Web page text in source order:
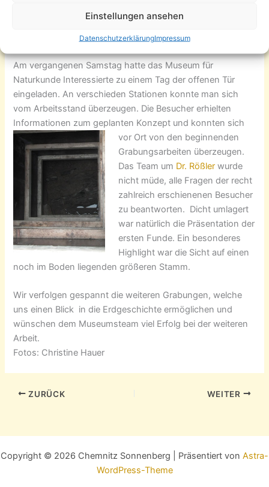
Einstellungen ansehen
DatenschutzerklärungImpressum
welche Bewohnern des Sonnenbergs und Besuchern
Am vergangenen Samstag hatte das Museum für
Naturkunde Interessierte zu einem Tag der offenen Tür
eingeladen. An verschieden Stationen konnte man sich
vom Arbeitsstand überzeugen. Die Besucher erhielten
Informationen zum geplanten Konzept und konnten sich
vor Ort vonden beginnenden
Grabungsarbeiten überzeugen.
Das Team um Dr. Rößler wurde
nicht müde, alle Fragen der recht
zahlreich erschienenen Besucher
zu beantworten. Dicht umlagert
war natürlich die Präsentation der
ersten Funde. Ein besonderes
Highlight war die Sicht auf einen
noch im Boden liegenden größeren Stamm.
Wir verfolgen gespannt die weiteren Grabungen, welche
uns einen Blick in die Erdgeschichte ermöglichen und
wünschen dem Museumsteam viel Erfolg bei der weiteren
Arbeit.
Fotos: Christine Hauer
ZURÜCK WEITER
Copyright © 2026 Chemnitz Sonnenberg | Präsentiert von Astra-
WordPress-Theme